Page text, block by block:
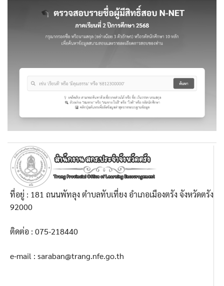
ที่อยู่ : 181 ถนนพัทลุง ตำบลทับเที่ยง อำเภอเมืองตรัง จังหวัดตรัง
92000
ติดต่อ : 075-218440
e-mail : saraban@trang.nfe.go.th